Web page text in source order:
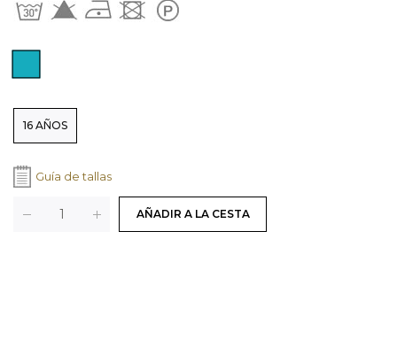
Color: TURQUESA
Tallas
16 AÑOS
Guía de tallas
Cantidad